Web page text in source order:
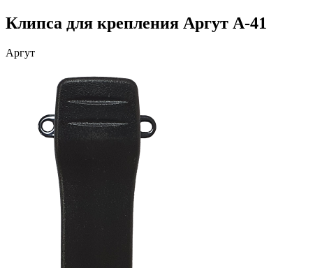
Клипса для крепления Аргут А-41
Аргут